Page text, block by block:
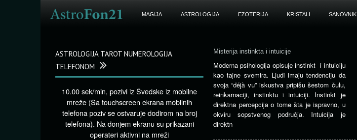
MAGIJA ASTROLOGIJA EZOTERIJA KRISTALI SANOVNIK
Misterija instinkta i intuicije
Moderna psihologija opisuje instinkt i intuiciju
kao tajne svemira. Ljudi imaju tendenciju da
svoja “déjà vu” iskustva pripišu šestom čulu,
reinkarnaciji, instinktu i intuiciji. Instinkt je
direktna percepcija o tome šta je ispravno, u
okviru sopstvenog područja. Intuicija je
direktn
ASTROLOGIJA TAROT NUMEROLOGIJA
TELEFONOM
10.00 sek/min, pozivi iz Švedske iz mobilne
mreže (Sa touchscreen ekrana mobilnih
telefona poziv se ostvaruje dodirom na broj
telefona). Na donjem ekranu su prikazani
operateri aktivni na mreži